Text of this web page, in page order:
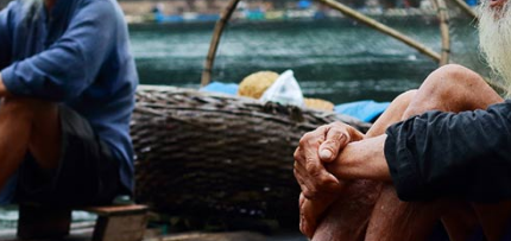
a África y este
Botswana es
con los niños, sin
toda la vida.
Daros las gracias una
aniversario.
Argentina. Hemos
haciendo un recorrido
Moreno. Llevábamos
América del Sur y ha
poder disfrutar de la
argentino. Los hoteles